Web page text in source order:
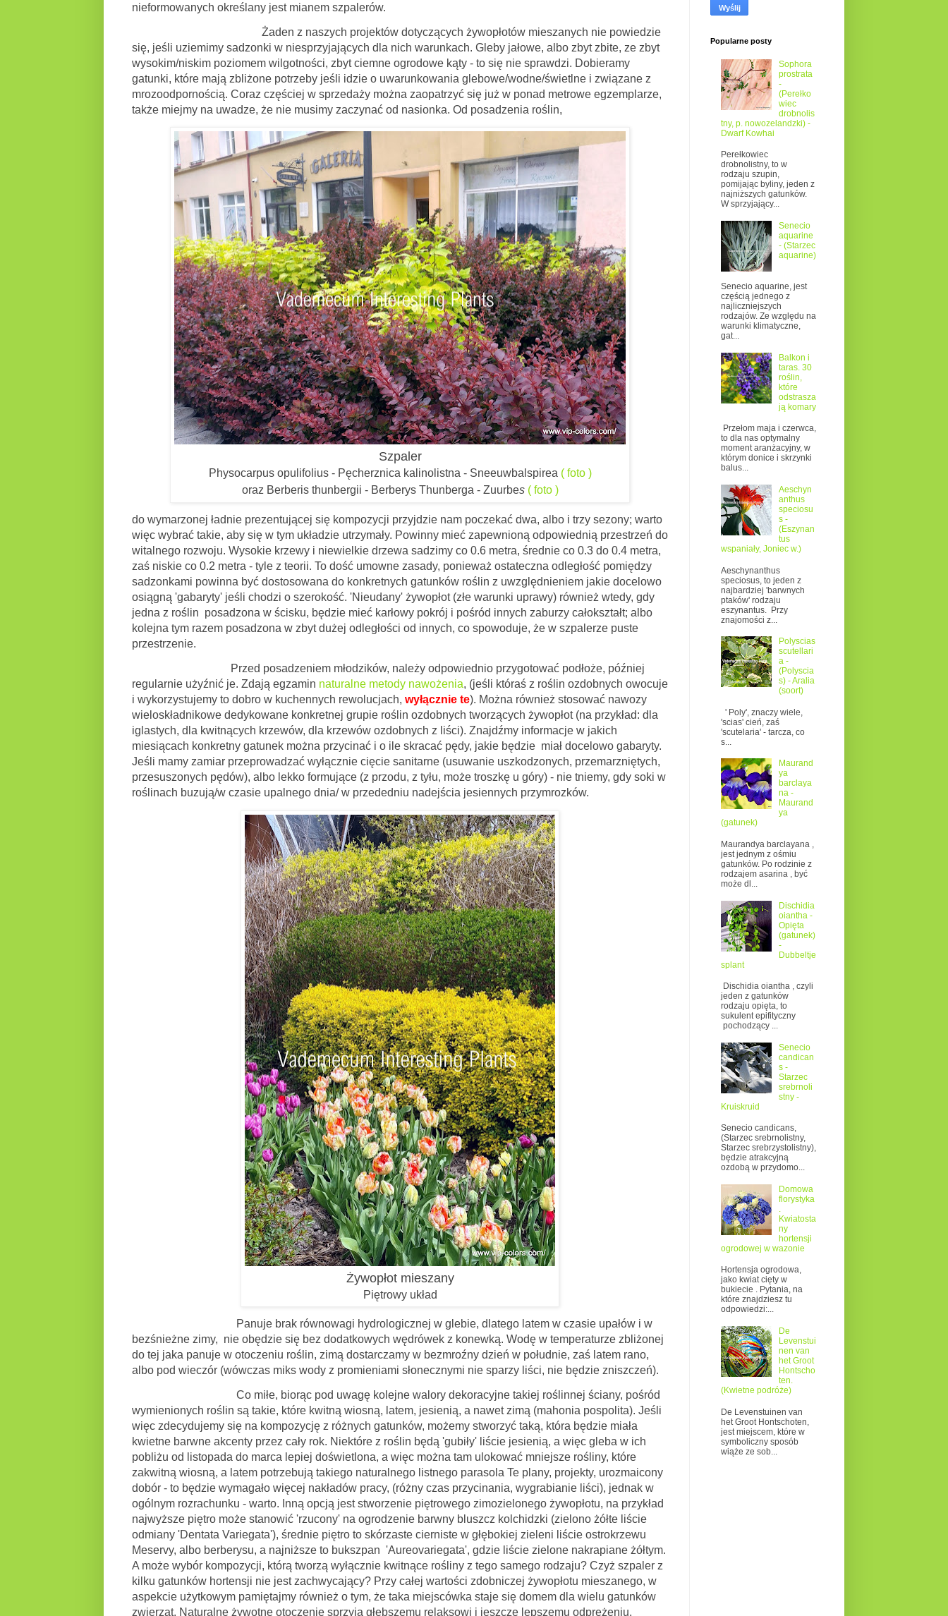
nieformowanych określany jest mianem szpalerów.
Żaden z naszych projektów dotyczących żywopłotów mieszanych nie powiedzie
się, jeśli uziemimy sadzonki w niesprzyjających dla nich warunkach. Gleby jałowe, albo zbyt zbite, ze zbyt
wysokim/niskim poziomem wilgotności, zbyt ciemne ogrodowe kąty - to się nie sprawdzi. Dobieramy
gatunki, które mają zbliżone potrzeby jeśli idzie o uwarunkowania glebowe/wodne/świetlne i związane z
mrozoodpornością. Coraz częściej w sprzedaży można zaopatrzyć się już w ponad metrowe egzemplarze,
także miejmy na uwadze, że nie musimy zaczynać od nasionka. Od posadzenia roślin,
Szpaler
Physocarpus opulifolius - Pęcherznica kalinolistna - Sneeuwbalspirea ( foto )
oraz Berberis thunbergii - Berberys Thunberga - Zuurbes ( foto )
do wymarzonej ładnie prezentującej się kompozycji przyjdzie nam poczekać dwa, albo i trzy sezony; warto
więc wybrać takie, aby się w tym układzie utrzymały. Powinny mieć zapewnioną odpowiednią przestrzeń do
witalnego rozwoju. Wysokie krzewy i niewielkie drzewa sadzimy co 0.6 metra, średnie co 0.3 do 0.4 metra,
zaś niskie co 0.2 metra - tyle z teorii. To dość umowne zasady, ponieważ ostateczna odległość pomiędzy
sadzonkami powinna być dostosowana do konkretnych gatunków roślin z uwzględnieniem jakie docelowo
osiągną 'gabaryty' jeśli chodzi o szerokość. 'Nieudany' żywopłot (złe warunki uprawy) również wtedy, gdy
jedna z roślin posadzona w ścisku, będzie mieć karłowy pokrój i pośród innych zaburzy całokształt; albo
kolejna tym razem posadzona w zbyt dużej odległości od innych, co spowoduje, że w szpalerze puste
przestrzenie.
Przed posadzeniem młodzików, należy odpowiednio przygotować podłoże, później
regularnie użyźnić je. Zdają egzamin naturalne metody nawożenia, (jeśli któraś z roślin ozdobnych owocuje
i wykorzystujemy to dobro w kuchennych rewolucjach, wyłącznie te). Można również stosować nawozy
wieloskładnikowe dedykowane konkretnej grupie roślin ozdobnych tworzących żywopłot (na przykład: dla
iglastych, dla kwitnących krzewów, dla krzewów ozdobnych z liści). Znajdźmy informacje w jakich
miesiącach konkretny gatunek można przycinać i o ile skracać pędy, jakie będzie miał docelowo gabaryty.
Jeśli mamy zamiar przeprowadzać wyłącznie cięcie sanitarne (usuwanie uszkodzonych, przemarzniętych,
przesuszonych pędów), albo lekko formujące (z przodu, z tyłu, może troszkę u góry) - nie tniemy, gdy soki w
roślinach buzują/w czasie upalnego dnia/ w przededniu nadejścia jesiennych przymrozków.
Żywopłot mieszany
Piętrowy układ
Panuje brak równowagi hydrologicznej w glebie, dlatego latem w czasie upałów i w
bezśnieżne zimy, nie obędzie się bez dodatkowych wędrówek z konewką. Wodę w temperaturze zbliżonej
do tej jaka panuje w otoczeniu roślin, zimą dostarczamy w bezmroźny dzień w południe, zaś latem rano,
albo pod wieczór (wówczas miks wody z promieniami słonecznymi nie sparzy liści, nie będzie zniszczeń).
Co miłe, biorąc pod uwagę kolejne walory dekoracyjne takiej roślinnej ściany, pośród
wymienionych roślin są takie, które kwitną wiosną, latem, jesienią, a nawet zimą (mahonia pospolita). Jeśli
więc zdecydujemy się na kompozycję z różnych gatunków, możemy stworzyć taką, która będzie miała
kwietne barwne akcenty przez cały rok. Niektóre z roślin będą 'gubiły' liście jesienią, a więc gleba w ich
pobliżu od listopada do marca lepiej doświetlona, a więc można tam ulokować mniejsze rośliny, które
zakwitną wiosną, a latem potrzebują takiego naturalnego listnego parasola Te plany, projekty, urozmaicony
dobór - to będzie wymagało więcej nakładów pracy, (różny czas przycinania, wygrabianie liści), jednak w
ogólnym rozrachunku - warto. Inną opcją jest stworzenie piętrowego zimozielonego żywopłotu, na przykład
najwyższe piętro może stanowić 'rzucony' na ogrodzenie barwny bluszcz kolchidzki (zielono żółte liście
odmiany 'Dentata Variegata'), średnie piętro to skórzaste cierniste w głębokiej zieleni liście ostrokrzewu
Meservy, albo berberysu, a najniższe to bukszpan 'Aureovariegata', gdzie liście zielone nakrapiane żółtym.
A może wybór kompozycji, którą tworzą wyłącznie kwitnące rośliny z tego samego rodzaju? Czyż szpaler z
kilku gatunków hortensji nie jest zachwycający? Przy całej wartości zdobniczej żywopłotu mieszanego, w
aspekcie użytkowym pamiętajmy również o tym, że taka miejscówka staje się domem dla wielu gatunków
zwierząt. Naturalne żywotne otoczenie sprzyja głębszemu relaksowi i jeszcze lepszemu odprężeniu.
Popularne posty
Sophora
prostrata
-
(Perełko
wiec
drobnolis
tny, p. nowozelandzki) -
Dwarf Kowhai
Perełkowiec
drobnolistny, to w
rodzaju szupin,
pomijając byliny, jeden z
najniższych gatunków.
W sprzyjający...
Senecio
aquarine
- (Starzec
aquarine)
Senecio aquarine, jest
częścią jednego z
najliczniejszych
rodzajów. Ze względu na
warunki klimatyczne,
gat...
Balkon i
taras. 30
roślin,
które
odstrasza
ją komary
Przełom maja i czerwca,
to dla nas optymalny
moment aranżacyjny, w
którym donice i skrzynki
balus...
Aeschyn
anthus
speciosu
s -
(Eszynan
tus
wspaniały, Joniec w.)
Aeschynanthus
speciosus, to jeden z
najbardziej 'barwnych
ptaków' rodzaju
eszynantus. Przy
znajomości z...
Polyscias
scutellari
a -
(Polyscia
s) - Aralia
(soort)
' Poly', znaczy wiele,
'scias' cień, zaś
'scutelaria' - tarcza, co
s...
Maurand
ya
barclaya
na -
Maurand
ya
(gatunek)
Maurandya barclayana ,
jest jednym z ośmiu
gatunków. Po rodzinie z
rodzajem asarina , być
może dl...
Dischidia
oiantha -
Opięta
(gatunek)
-
Dubbeltje
splant
Dischidia oiantha , czyli
jeden z gatunków
rodzaju opięta, to
sukulent epifityczny
pochodzący ...
Senecio
candican
s -
Starzec
srebrnoli
stny -
Kruiskruid
Senecio candicans,
(Starzec srebrnolistny,
Starzec srebrzystolistny),
będzie atrakcyjną
ozdobą w przydomo...
Domowa
florystyka
.
Kwiatosta
ny
hortensji
ogrodowej w wazonie
Hortensja ogrodowa,
jako kwiat cięty w
bukiecie . Pytania, na
które znajdziesz tu
odpowiedzi:...
De
Levenstui
nen van
het Groot
Hontscho
ten.
(Kwietne podróże)
De Levenstuinen van
het Groot Hontschoten,
jest miejscem, które w
symboliczny sposób
wiąże ze sob...